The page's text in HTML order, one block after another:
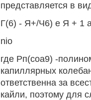
представляется в
Г(6) - Я+/Ч6) е Я + 1
nio
где Рп(соа9) -
капиллярных
ответственна за
кайли, поэтому для